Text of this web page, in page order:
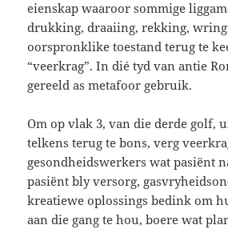
eienskap waaroor sommige
drukking, draaiing, rekking,
oorspronklike toestand terug te
“veerkrag”. In dié tyd van antie
gereeld as metafoor gebruik.
Om op vlak 3, van die derde golf,
telkens terug te bons, verg
gesondheidswerkers wat pasiënt
pasiënt bly versorg,
kreatiewe oplossings bedink om
aan die gang te hou, boere wat